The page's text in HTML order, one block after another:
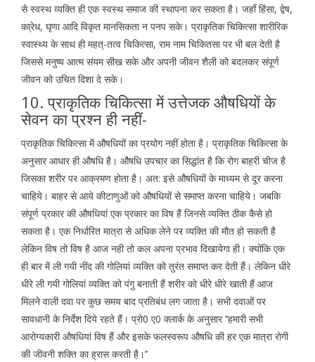
से स्वस्थ व्यक्ति ही एक स्वस्थ समाज की स्थापना कर सकता है। जहॉं हिंसा, द्वेष,
का्रेध, घृणा आदि विकृत मानसिकता न पनप सके। प्राकृतिक चिकित्सा शारीरिक
स्वास्थ्य के साथ ही महत्-तत्व चिकित्सा, राम नाम चिकितसा पर भी बल देती है
जिससे मनुष्य आत्म संयम सीख सके और अपनी जीवन शैली को बदलकर संपूर्ण
जीवन को उचित दिशा दे सके।
10. प्राकृतिक चिकित्सा में उत्तेजक औषधियों के
सेवन का प्रश्न ही नहीं-
प्राकृतिक चिकित्सा में औषधियों का प्रयोग नहीं होता है। प्राकृतिक चिकित्सा के
अनुसार आधार ही औषधि है। औषधि उपचार का सिद्धांत है कि रोग बाहरी चीज है
जिसका शरीर पर आक्रमण होता है। अत: इसे औषधियों के माध्यम से दूर करना
चाहिये। बाहर से आये कीटाणुओं को औषधियों से समाप्त करना चाहिये। जबकि
संपूर्ण प्रकार की औषधियां एक प्रकार का विष हैं जिनसे व्यक्ति ठीक कैसे हो
सकता है। एक निर्धारित मात्रा से अधिक लेने पर व्यक्ति की मौत हो सकती है
लेकिन विष तो विष है आज नही तो कल अपना प्रभाव दिखायेगा ही। क्योंकि एक
ही बार में ली गयी नींद की गोलियां व्यक्ति को तुरंत समाप्त कर देती हैं। लेकिन धीरे
धीरे ली गयी गोलियां व्यक्ति को पंगु बनाती हैं शरीर को धीरे धीरे खाती हैं आज
मिलने वाली दवा पर कुछ समय बाद प्रतिबंध लग जाता है। सभी दवाओं पर
सावधानी के निर्देश दिये रहते हैं। प्रो0 ए0 क्लार्क के अनुसार ‘‘हमारी सभी
आरोग्यकारी औषधियां विष हैं और इसके फलस्वरूप औषधि की हर एक मात्रा रोगी
की जीवनी शक्ति का ह्रास करती है।’’